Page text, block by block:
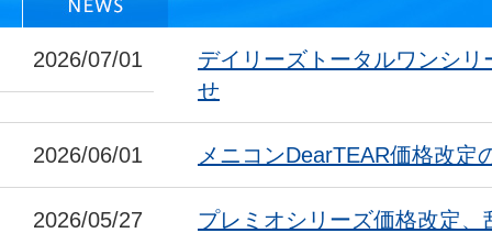
2026/07/01
デイリーズトータルワンシ
せ
2026/06/01 メニコンDearTEAR価格改定
2026/05/27
プレミオシリーズ価格改定